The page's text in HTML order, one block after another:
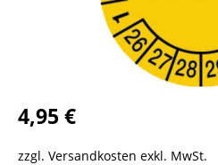
4,95 €
zzgl. Versandkosten exkl. MwSt.